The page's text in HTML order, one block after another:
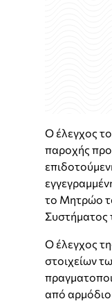
Ο έλεγχος
παροχής
το Μητρώο
Συστήματος
Ο έλεγχος
στοιχείων
από